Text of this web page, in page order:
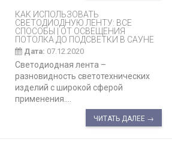
КАК ИСПОЛЬЗОВАТЬ
СВЕТОДИОДНУЮ ЛЕНТУ: ВСЕ
СПОСОБЫ | ОТ ОСВЕЩЕНИЯ
ПОТОЛКА ДО ПОДСВЕТКИ В САУНЕ
Дата: 07.12.2020
Светодиодная лента –
разновидность светотехнических
изделий с широкой сферой
применения....
ЧИТАТЬ ДАЛЕЕ →